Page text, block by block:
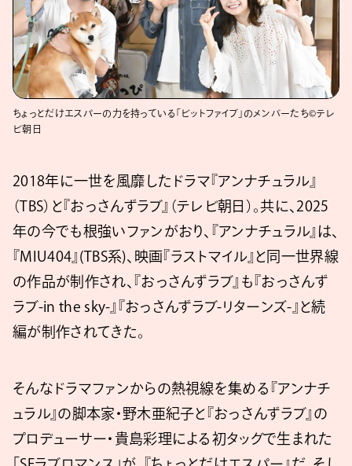
ちょっとだけエスパーの力を持っている「ビットファイブ」のメンバーたち©テレ
ビ朝日
2018年に一世を風靡したドラマ『アンナチュラル』
（TBS）と『おっさんずラブ』（テレビ朝日）。共に、2025
年の今でも根強いファンがおり、『アンナチュラル』は、
『MIU404』(TBS系)、映画『ラストマイル』と同一世界線
の作品が制作され、『おっさんずラブ』も『おっさんず
ラブ-in the sky-』『おっさんずラブ-リターンズ-』と続
編が制作されてきた。
そんなドラマファンからの熱視線を集める『アンナチ
ュラル』の脚本家・野木亜紀子と『おっさんずラブ』の
プロデューサー・貴島彩理による初タッグで生まれた